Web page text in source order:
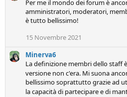
Per me il mondo dei forum è
amministratori, moderatori,
è tutto bellissimo!
15 Novembre 2021
Minerva6
La definizione membri dello staff
versione non c'era. Mi suona
bellissimo soprattutto grazie ad
la capacità di partecipare e di